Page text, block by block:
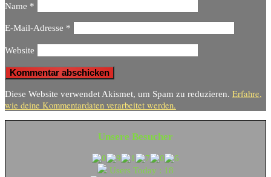
Name *
E-Mail-Adresse *
Website
Diese Website verwendet Akismet, um Spam zu reduzieren. Erfahre,
wie deine Kommentardaten verarbeitet werden.
Unsere Besucher
Users Today : 18